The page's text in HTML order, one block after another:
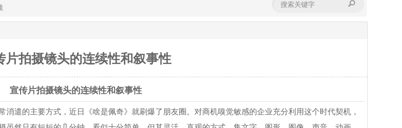
片拍摄镜头的连续性和叙事性
宣传片拍摄镜头的连续性和叙事性
遣的主要方式，近日《啥是佩奇》就刷爆了朋友圈。对商机嗅觉敏感的企业充分利用这个时代契机，